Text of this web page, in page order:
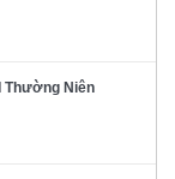
Thường Niên